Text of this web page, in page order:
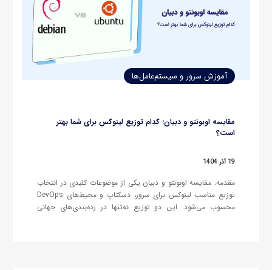
آموزش سرور و سیستم‌عامل‌ها
مقایسه اوبونتو و دبیان: کدام توزیع لینوکس برای شما بهتر
است؟
19 آذر 1404
مقدمه: مقایسه اوبونتو و دبیان یکی از موضوعات کلیدی در انتخاب
توزیع مناسب لینوکس برای سرور، دسکتاپ و محیط‌های DevOps
محسوب می‌شود. این دو توزیع نه‌تنها در رده‌بندی‌های جهانی